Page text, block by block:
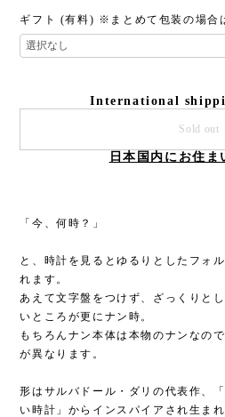
ギフト (有料) ※まとめて包装の場合
International
Sold out
日本国内にお住ま
「今、何時？」
と、時計を見るとゆるりとしたフォ
れます。
あえて文字盤をつけず、ざっくりと
いところが更にナン時。
もちろんナン本体は本物のナンなの
が異なります。
形はサルバドール・ダリの代表作、
い時計」からインスパイアされ生まれ